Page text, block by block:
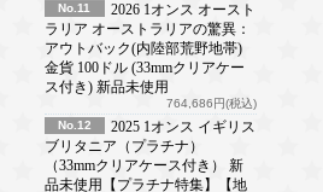
No.11
2026 1オンス オースト
ラリア オーストラリアの驚異：
アウトバック(内陸部荒野地帯)
金貨 100ドル (33mmクリアケー
ス付き) 新品未使用
764,686円(税込)
No.12
2025 1オンス イギリス
ブリタニア（プラチナ）
（33mmクリアケース付き） 新
品未使用【プラチナ特集】【地